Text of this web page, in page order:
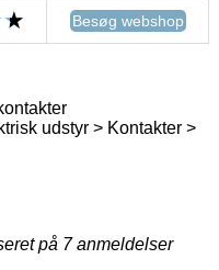
Besøg webshop
udstyr > Kontakter >
på 7anmeldelser